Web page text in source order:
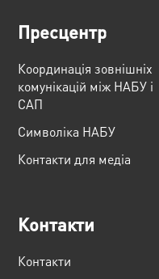
Пресцентр
Координація зовнішніх
комунікацій між НАБУ і
САП
Cимволіка НАБУ
Контакти для медіа
Контакти
Контакти